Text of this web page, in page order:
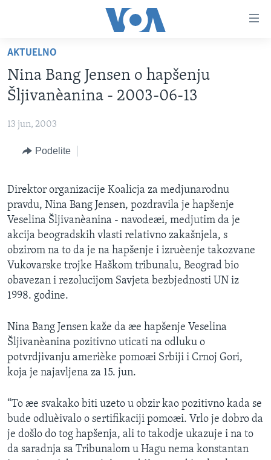
glavni
sadržaj
Idi
na
glavnu
navigaciju
RUBRIKE
BALKAN
GLOBALNE TEME
NAUKA I TEHNOLOGIJA
MEDICINA
KULTURA
DRUŠTVO
SPORT
INTERVJU
TV PROGRAM
OTVORENI STUDIO
IZ AMERIKE
Jezici
AKTUELNO
Nina Bang Jensen o hapšenju
Šljivanèanina - 2003-06-13
13 jun, 2003
Podelite
Direktor organizacije Koalicja za medjunarodnu
pravdu, Nina Bang Jensen, pozdravila je hapšenje
Veselina Šljivanèanina - navodeæi, medjutim da je
akcija beogradskih vlasti relativno zakašnjela, s
obzirom na to da je na hapšenje i izruèenje takozvane
Vukovarske trojke Haškom tribunalu, Beograd bio
obavezan i rezolucijom Savjeta bezbjednosti UN iz
1998. godine.
Nina Bang Jensen kaže da æe hapšenje Veselina
Šljivanèanina pozitivno uticati na odluku o
potvrdjivanju amerièke pomoæi Srbiji i Crnoj Gori,
koja je najavljena za 15. jun.
“To æe svakako biti uzeto u obzir kao pozitivno kada se
bude odluèivalo o sertifikaciji pomoæi. Vrlo je dobro da
je došlo do tog hapšenja, ali to takodje ukazuje i na to
da saradnja sa Tribunalom u Hagu nema konstantan